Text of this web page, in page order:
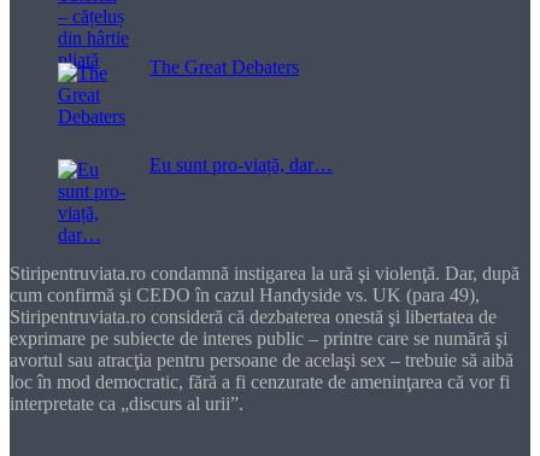
The Great Debaters
Eu sunt pro-viață, dar…
Stiripentruviata.ro condamnă instigarea la ură şi violenţă. Dar, după
cum confirmă şi CEDO în cazul Handyside vs. UK (para 49),
Stiripentruviata.ro consideră că dezbaterea onestă şi libertatea de
exprimare pe subiecte de interes public – printre care se numără şi
avortul sau atracţia pentru persoane de acelaşi sex – trebuie să aibă
loc în mod democratic, fără a fi cenzurate de ameninţarea că vor fi
interpretate ca „discurs al urii”.